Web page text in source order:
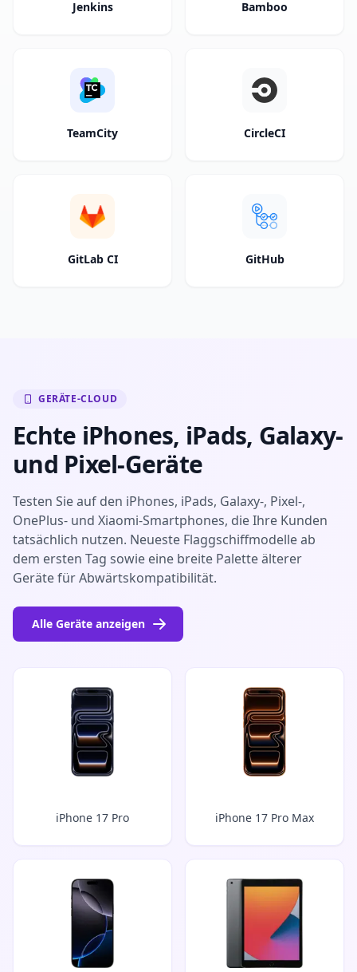
Jenkins Bamboo
TeamCity CircleCI
GitLab CI GitHub
GERÄTE-CLOUD
Echte iPhones, iPads, Galaxy-
und Pixel-Geräte
Testen Sie auf den iPhones, iPads, Galaxy-, Pixel-,
OnePlus- und Xiaomi-Smartphones, die Ihre Kunden
tatsächlich nutzen. Neueste Flaggschiffmodelle ab
dem ersten Tag sowie eine breite Palette älterer
Geräte für Abwärtskompatibilität.
Alle Geräte anzeigen
iPhone 17 Pro iPhone 17 Pro Max